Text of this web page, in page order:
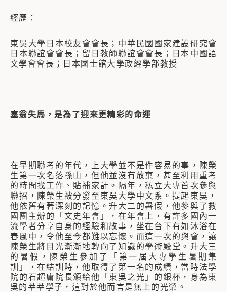
經歷：
東吳大學日本校友會會長；中華民國國家建設研究會
日本聯誼會會長；留日教師聯誼會會長；日本中國語
文學會會長；日本國士館大學政經學部教授
塞翁失馬，是為了迎來更精彩的命運
在早期聯考的年代，上大學並不是件容易的事，陳榮
生第一次名落孫山，但他並沒有放棄，甚至利用重考
的時間找工作、貼補家計。隔年，私立大專首次參與
聯招，陳榮生被分發至東吳大學中文系。提起東吳，
他依舊有著深刻的記憶。升大二的暑假，他參與了救
國團主辦的「文史年會」，在年會上，有許多國內一
流學者分享自身的經驗和故事，坐在台下有如沐浴在
春風中，令他至今都難以忘懷。而這一次的與會，讓
陳榮生將目光漸漸地轉向了知識的學術殿堂。升大三
的暑假，陳榮生參加了「第一屆大專學生暑期集
訓」，在結訓時，他取得了第一名的成績，當時法學
院的石超庸院長頒給他「東吳之光」的銀杯，身為東
吳的莘莘學子，這對於他而言是無上的光榮。